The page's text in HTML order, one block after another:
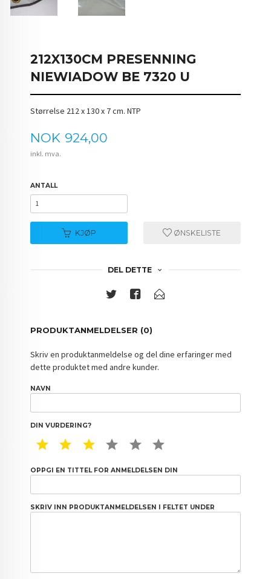
212X130CM PRESENNING
NIEWIADOW BE 7320 U
Størrelse 212 x 130 x 7 cm. NTP
Pris
NOK 924,00
inkl. mva.
ANTALL
KJØP ØNSKELISTE
DEL DETTE
PRODUKTANMELDELSER (0)
Skriv en produktanmeldelse og del dine erfaringer med
dette produktet med andre kunder.
NAVN
DIN VURDERING?
1 STAR2 STAR3 STAR4 STAR5 STAR
OPPGI EN TITTEL FOR ANMELDELSEN DIN
SKRIV INN PRODUKTANMELDELSEN I FELTET UNDER